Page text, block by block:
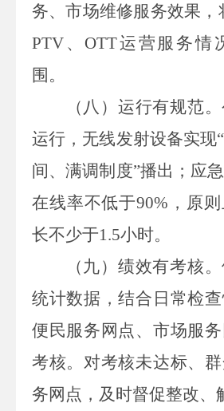
务、市场维修服务效果，
PTV 、 OTT运营服务情
围。
（八）运行有规范。
运行，无线发射设备实现
间、满调制度”播出；应
在线率不低于90% ，原
长不少于1.5小时。
（九）绩效有考核。
统计数据，结合日常检
便民服务网点、市场服
考核。对考核未达标、
务网点，及时督促整改、